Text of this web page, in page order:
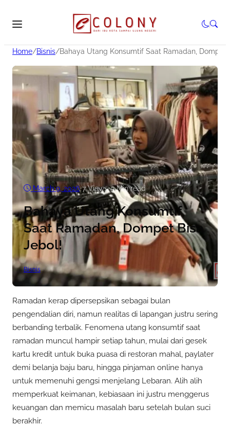
Home/Bisnis/Bahaya Utang Konsumtif Saat Ramadan, Dompet
March 9, 2026•7Views•5 Min read
Bahaya Utang Konsumtif
Saat Ramadan, Dompet Bisa
Jebol!
Bisnis
Ramadan kerap dipersepsikan sebagai bulan
pengendalian diri, namun realitas di lapangan justru sering
berbanding terbalik. Fenomena utang konsumtif saat
ramadan muncul hampir setiap tahun, mulai dari gesek
kartu kredit untuk buka puasa di restoran mahal, paylater
demi belanja baju baru, hingga pinjaman online hanya
untuk memenuhi gengsi menjelang Lebaran. Alih alih
memperkuat keimanan, kebiasaan ini justru menggerus
keuangan dan memicu masalah baru setelah bulan suci
berakhir.